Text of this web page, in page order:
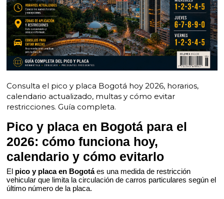
Consulta el pico y placa Bogotá hoy 2026, horarios,
calendario actualizado, multas y cómo evitar
restricciones. Guía completa.
Pico y placa en Bogotá para el
2026: cómo funciona hoy,
calendario y cómo evitarlo
El pico y placa en Bogotáes una medida de restricción
vehicular que limita la circulación de carros particulares según el
último número de la placa.